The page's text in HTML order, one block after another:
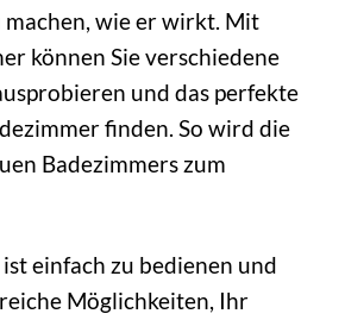
machen, wie er wirkt. Mit
können Sie verschiedene
und das perfekte
finden. So wird die
Badezimmers zum
einfach zu bedienen und
Möglichkeiten, Ihr